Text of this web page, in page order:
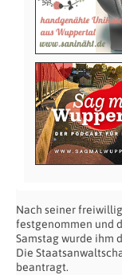
Nach seiner
festgenommen und
Samstag wurde ihm
Die
beantragt.